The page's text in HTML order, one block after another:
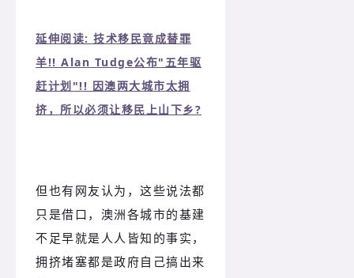
延伸阅读: 技术移民竟成替罪
羊!! Alan Tudge公布"五年驱
赶计划"!! 因澳两大城市太拥
挤，所以必须让移民上山下乡?
但也有网友认为，这些说法都
只是借口，澳洲各城市的基建
不足早就是人人皆知的事实，
拥挤堵塞都是政府自己搞出来